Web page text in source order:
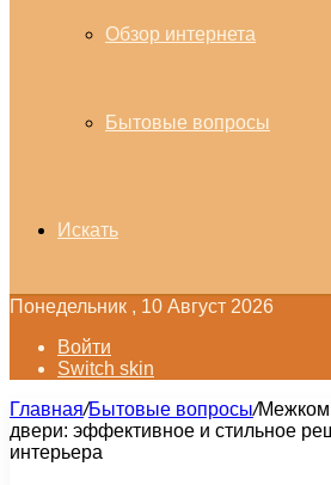
Обзор интернета
Бытовые вопросы
Искать
Понедельник , 10 Август 2026
Войти
Switch skin
Главная/Бытовые вопросы/
двери: эффективное и стильное
интерьера